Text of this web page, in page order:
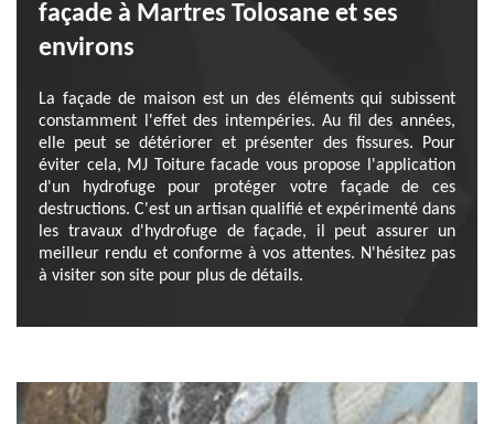
façade à Martres Tolosane et ses
environs
La façade de maison est un des éléments qui subissent
constamment l'effet des intempéries. Au fil des années,
elle peut se détériorer et présenter des fissures. Pour
éviter cela, MJ Toiture facade vous propose l'application
d'un hydrofuge pour protéger votre façade de ces
destructions. C'est un artisan qualifié et expérimenté dans
les travaux d'hydrofuge de façade, il peut assurer un
meilleur rendu et conforme à vos attentes. N'hésitez pas
à visiter son site pour plus de détails.